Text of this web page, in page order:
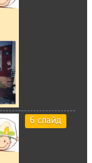
6 слайд